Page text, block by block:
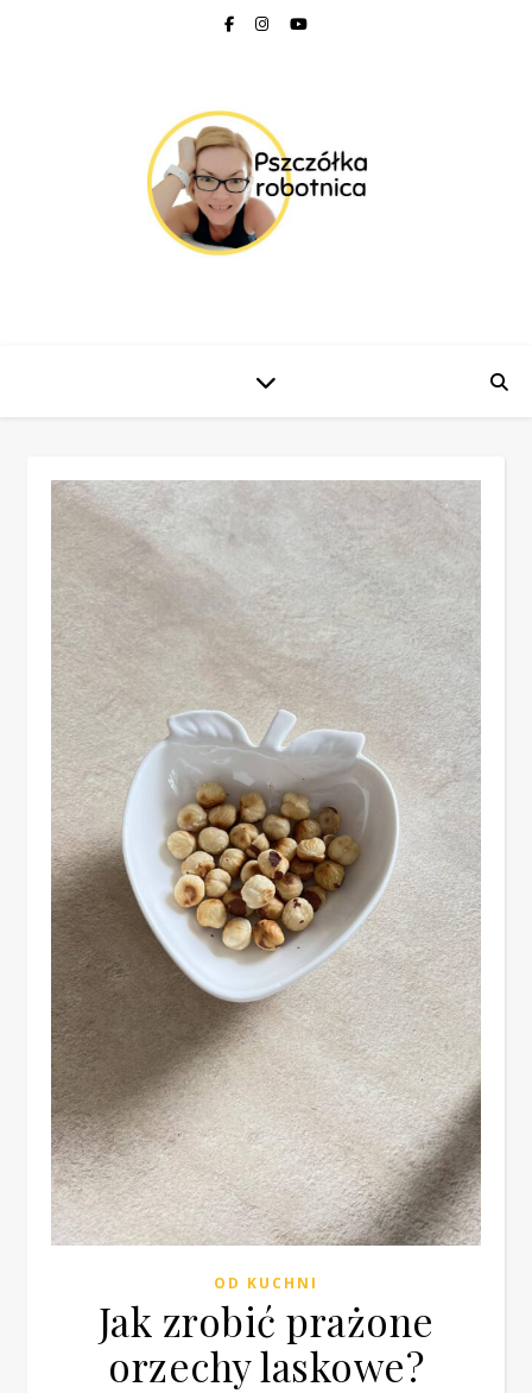
OD KUCHNI
Jak zrobić prażone
orzechy laskowe?